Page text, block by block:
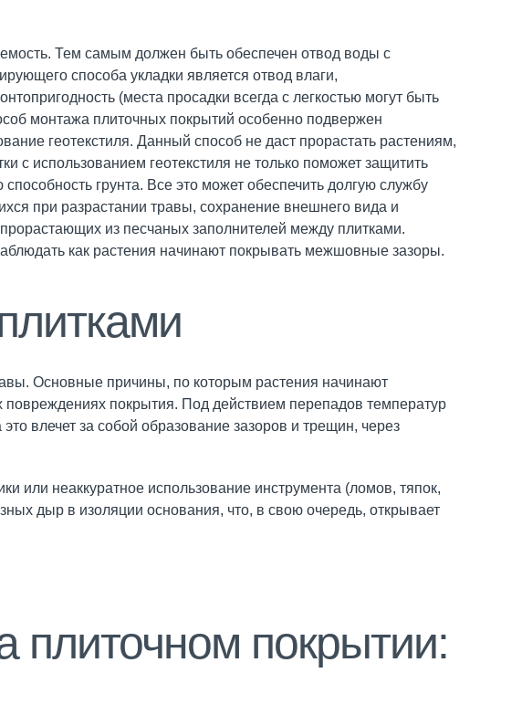
Тем самым должен быть обеспечен отвод воды с
способа укладки является отвод влаги,
(места просадки всегда с легкостью могут быть
монтажа плиточных покрытий особенно подвержен
геотекстиля. Данный способ не даст прорастать растениям,
с использованием геотекстиля не только поможет защитить
грунта. Все это может обеспечить долгую службу
при разрастании травы, сохранение внешнего вида и
из песчаных заполнителей между плитками.
как растения начинают покрывать межшовные зазоры.
Основные причины, по которым растения начинают
покрытия. Под действием перепадов температур
влечет за собой образование зазоров и трещин, через
или неаккуратное использование инструмента (ломов, тяпок,
дыр в изоляции основания, что, в свою очередь, открывает
плиточном покрытии: